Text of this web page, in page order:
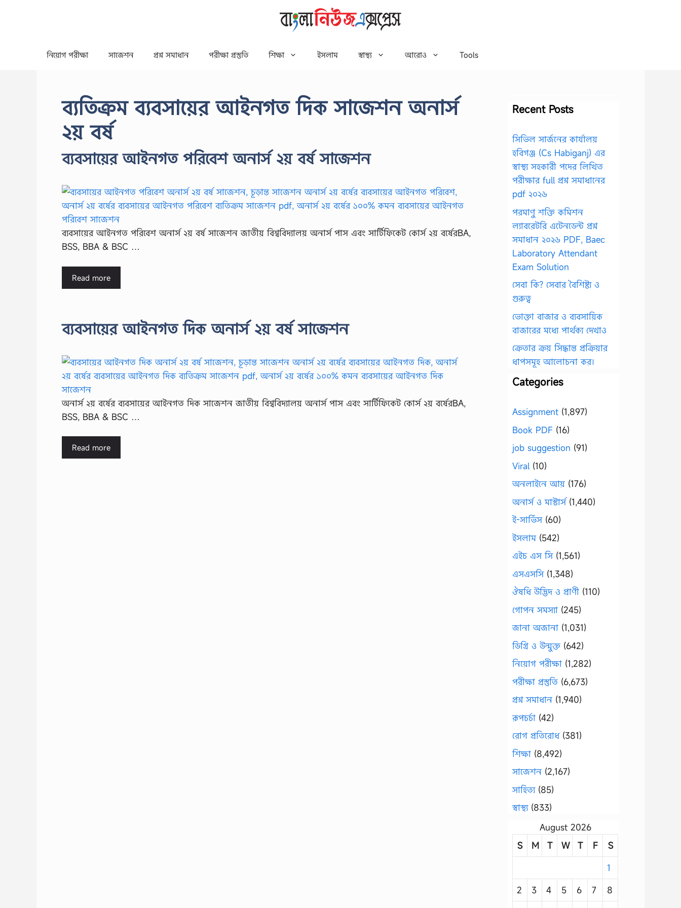
নিয়োগ পরীক্ষা সাজেশন প্রশ্ন সমাধান পরীক্ষা প্রস্তুতি শিক্ষা ইসলাম স্বাস্থ্য আরোও Tools
ব্যতিক্রম ব্যবসায়ের আইনগত দিক সাজেশন অনার্স
২য় বর্ষ
ব্যবসায়ের আইনগত পরিবেশ অনার্স ২য় বর্ষ সাজেশন
ব্যবসায়ের আইনগত পরিবেশ অনার্স ২য় বর্ষ সাজেশন জাতীয় বিশ্ববিদ্যালয় অনার্স পাস এবং সার্টিফিকেট কোর্স ২য় বর্ষেরBA,
BSS, BBA & BSC …
Read more
ব্যবসায়ের আইনগত দিক অনার্স ২য় বর্ষ সাজেশন
অনার্স ২য় বর্ষের ব্যবসায়ের আইনগত দিক সাজেশন জাতীয় বিশ্ববিদ্যালয় অনার্স পাস এবং সার্টিফিকেট কোর্স ২য় বর্ষেরBA,
BSS, BBA & BSC …
Read more
Recent Posts
সিভিল সার্জনের কার্যালয়
হবিগঞ্জ (Cs Habiganj) এর
স্বাস্থ্য সহকারী পদের লিখিত
পরীক্ষার full প্রশ্ন সমাধানের
pdf ২০২৬
পরমাণু শক্তি কমিশন
ল্যাবরেটরি এটেনডেন্ট প্রশ্ন
সমাধান ২০২৬ PDF, Baec
Laboratory Attendant
Exam Solution
সেবা কি? সেবার বৈশিষ্ট্য ও
গুরুত্ব
ভোক্তা বাজার ও ব্যবসায়িক
বাজারের মধ্যে পার্থক্য দেখাও
ক্রেতার ক্রয় সিদ্ধান্ত প্রক্রিয়ার
ধাপসমূহ আলোচনা কর।
Categories
Assignment (1,897)
Book PDF (16)
job suggestion (91)
Viral (10)
অনলাইনে আয় (176)
অনার্স ও মাস্টার্স(1,440)
ই-সার্ভিস(60)
ইসলাম(542)
এইচ এস সি(1,561)
এসএসসি(1,348)
ঔষধি উদ্ভিদ ও প্রাণী (110)
গোপন সমস্যা (245)
জানা অজানা (1,031)
ডিগ্রি ও উন্মুক্ত (642)
নিয়োগ পরীক্ষা (1,282)
পরীক্ষা প্রস্তুতি (6,673)
প্রশ্ন সমাধান (1,940)
রূপচর্চা (42)
রোগ প্রতিরোধ(381)
শিক্ষা (8,492)
সাজেশন (2,167)
সাহিত্য(85)
স্বাস্থ্য(833)
August 2026
S
M T W T F
S
1
2
3 4 5 6 7
8